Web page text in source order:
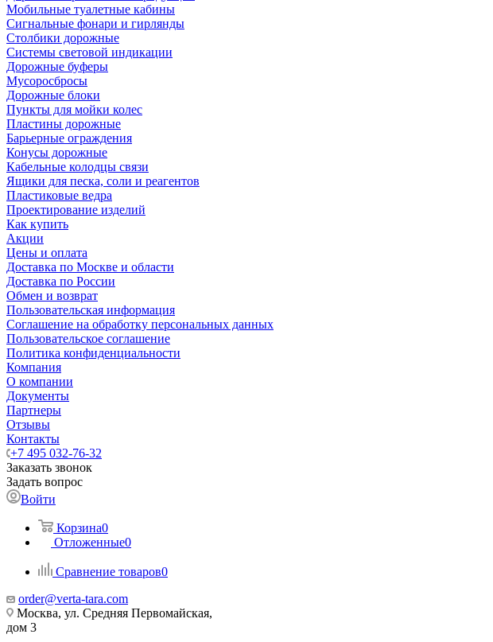
Мобильные туалетные кабины
Сигнальные фонари и гирлянды
Столбики дорожные
Системы световой индикации
Дорожные буферы
Мусоросбросы
Дорожные блоки
Пункты для мойки колес
Пластины дорожные
Барьерные ограждения
Конусы дорожные
Кабельные колодцы связи
Ящики для песка, соли и реагентов
Пластиковые ведра
Проектирование изделий
Как купить
Акции
Цены и оплата
Доставка по Москве и области
Доставка по России
Обмен и возврат
Пользовательская информация
Соглашение на обработку персональных данных
Пользовательское соглашение
Политика конфиденциальности
Компания
О компании
Документы
Партнеры
Отзывы
Контакты
+7 495 032-76-32
Заказать звонок
Задать вопрос
Войти
Корзина0
Отложенные0
Сравнение товаров0
order@verta-tara.com
Москва, ул. Средняя Первомайская,
дом 3